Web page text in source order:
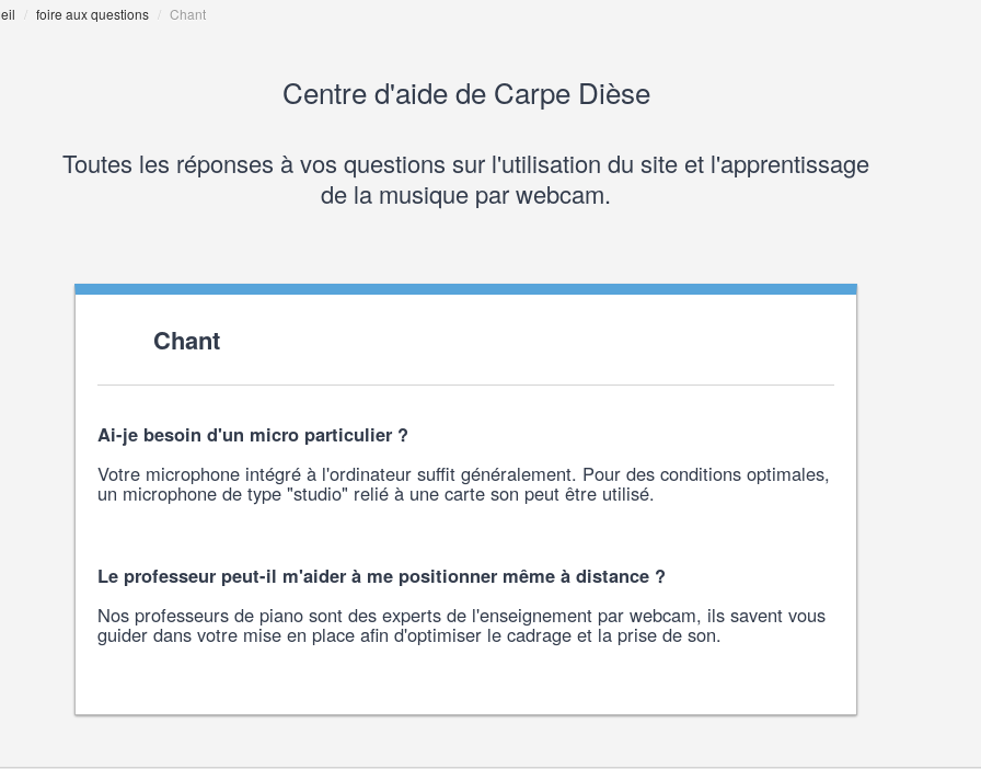
/ foire aux questions / Chant
Centre d'aide de Carpe Dièse
Toutes les réponses à vos questions sur l'utilisation du site et l'apprentissage
de la musique par webcam.
Chant
Ai-je besoin d'un micro particulier ?
Votre microphone intégré à l'ordinateur suffit généralement. Pour des conditions optimales,
un microphone de type "studio" relié à une carte son peut être utilisé.
Le professeur peut-il m'aider à me positionner même à distance ?
Nos professeurs de piano sont des experts de l'enseignement par webcam, ils savent vous
guider dans votre mise en place afin d'optimiser le cadrage et la prise de son.